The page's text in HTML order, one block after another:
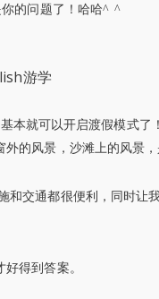
的问题了！哈哈^ ^
本就可以开启渡假模式了
的风景，沙滩上的风景
交通都很便利，同时让
得到答案。